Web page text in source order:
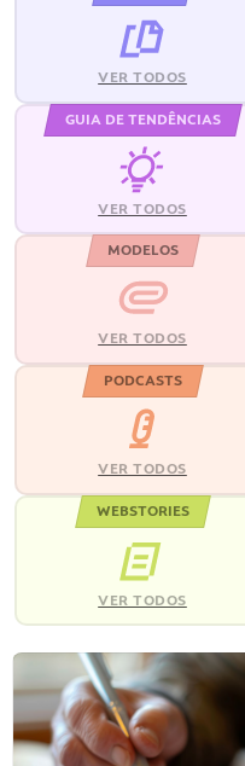
VER TODOS
GUIA DE TENDÊNCIAS
VER TODOS
MODELOS
VER TODOS
PODCASTS
VER TODOS
WEBSTORIES
VER TODOS